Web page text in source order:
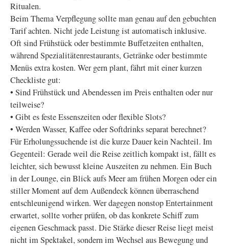
Ritualen.
Beim Thema Verpflegung sollte man genau auf den gebuchten
Tarif achten. Nicht jede Leistung ist automatisch inklusive.
Oft sind Frühstück oder bestimmte Buffetzeiten enthalten,
während Spezialitätenrestaurants, Getränke oder bestimmte
Menüs extra kosten. Wer gern plant, fährt mit einer kurzen
Checkliste gut:
• Sind Frühstück und Abendessen im Preis enthalten oder nur
teilweise?
• Gibt es feste Essenszeiten oder flexible Slots?
• Werden Wasser, Kaffee oder Softdrinks separat berechnet?
Für Erholungssuchende ist die kurze Dauer kein Nachteil. Im
Gegenteil: Gerade weil die Reise zeitlich kompakt ist, fällt es
leichter, sich bewusst kleine Auszeiten zu nehmen. Ein Buch
in der Lounge, ein Blick aufs Meer am frühen Morgen oder ein
stiller Moment auf dem Außendeck können überraschend
entschleunigend wirken. Wer dagegen nonstop Entertainment
erwartet, sollte vorher prüfen, ob das konkrete Schiff zum
eigenen Geschmack passt. Die Stärke dieser Reise liegt meist
nicht im Spektakel, sondern im Wechsel aus Bewegung und